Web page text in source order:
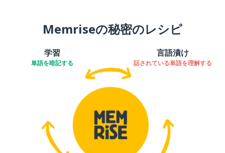
Memriseの秘密のレシピ
学習
単語を暗記する
言語漬け
話されている単語を理解する